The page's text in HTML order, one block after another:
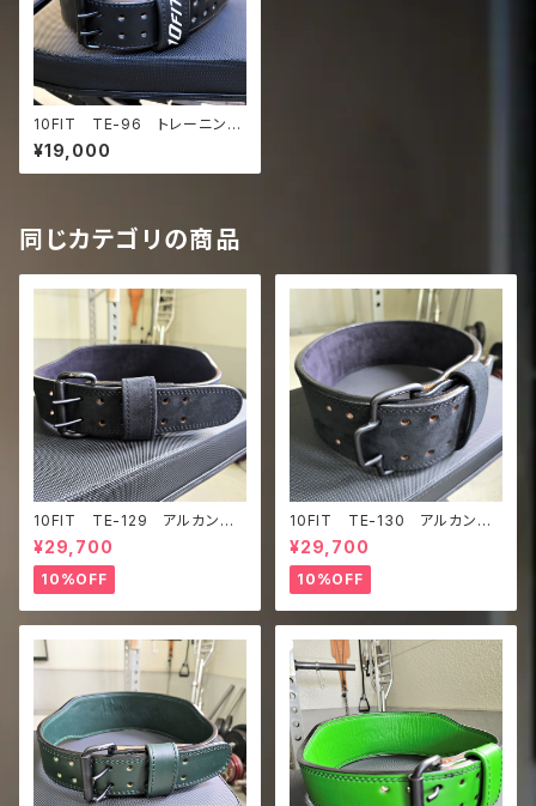
10FIT TE-96 トレーニング
ベルト リフティングベルト パ
ワーベルト レザー 黒 liftin
g belt power belt
¥19,000
同じカテゴリの商品
10FIT TE-129 アルカンタ
ーラ ウルトラスエード トレー
ニングベルト リフティングベル
ト パワーベルト 黒 lifting b
elt power belt
¥29,700
10%OFF
10FIT TE-130 アルカンタ
ーラ ウルトラスエード フック
バックルベルト トレーニングベ
ルト リフティングベルト パワ
ーベルト 黒 lifting belt po
wer belt
¥29,700
10%OFF